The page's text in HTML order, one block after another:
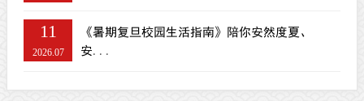
11
2026.07
《暑期复旦校园生活指南》陪你安然度夏、
安...